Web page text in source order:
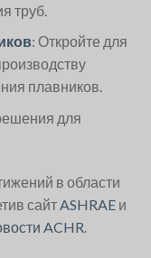
труб.
: Откройте для
плавников.
для
в области
сайтASHRAE и
ACHR.